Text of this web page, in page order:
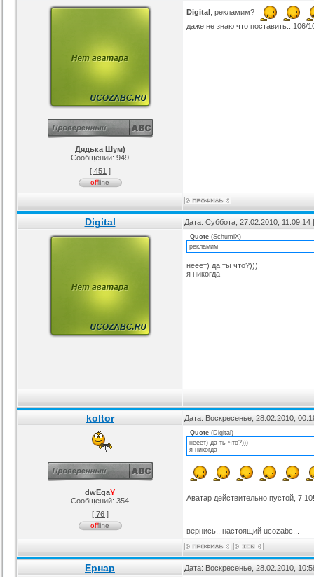
Дядька Шум)
Сообщений: 949
[ 451 ]
Digital , рекламим?
даже не знаю что поставить... 106/
Digital Дата: Суббота, 27.02.2010,
Quote (SchumiX)
рекламим
нееет) да ты что?)))
я никогда
koltor Дата: Воскресенье, 28.02.2010,
dwEqaY
Сообщений: 354
[ 76 ]
Quote (Digital )
нееет) да ты что?)))
я никогда
Аватар действительно пустой,
вернись.. настоящий ucozabc...
Ернар Дата: Воскресенье, 28.02.2010,